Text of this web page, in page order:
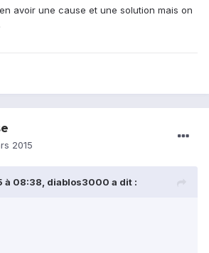
avoir une cause et une solution mais on
2015
à 08:38, diablos3000 a dit :